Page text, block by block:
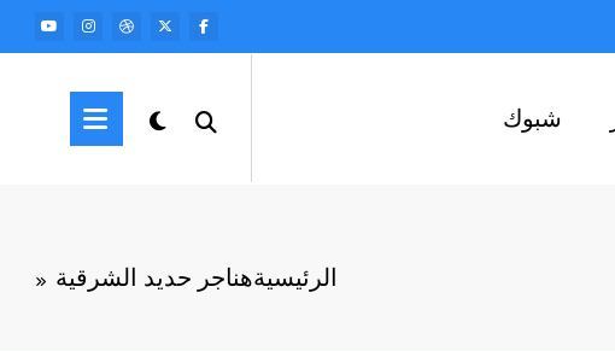
شبوك
الرئيسيةهناجر حديد الشرقية